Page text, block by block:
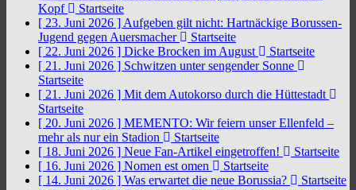
Kopf
Startseite
[ 23. Juni 2026 ] Aufgeben gilt nicht: Hartnäckige Borussen-
Jugend gegen Auersmacher
Startseite
[ 22. Juni 2026 ] Dicke Brocken im August
Startseite
[ 21. Juni 2026 ] Schwitzen unter sengender Sonne
Startseite
[ 21. Juni 2026 ] Mit dem Autokorso durch die Hüttestadt
Startseite
[ 20. Juni 2026 ] MEMENTO: Wir feiern unser Ellenfeld –
mehr als nur ein Stadion
Startseite
[ 18. Juni 2026 ] Neue Fan-Artikel eingetroffen!
Startseite
[ 16. Juni 2026 ] Nomen est omen
Startseite
[ 14. Juni 2026 ] Was erwartet die neue Borussia?
Startseite